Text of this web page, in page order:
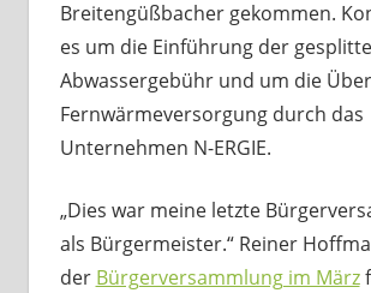
Breitengüßbacher gekommen.
es um die Einführung der
Abwassergebühr und um die
Fernwärmeversorgung durch das
Unternehmen N-ERGIE.
„Dies war meine letzte
als Bürgermeister.“ Reiner
der Bürgerversammlung im März